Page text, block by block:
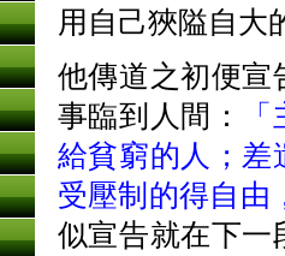
用自己狹隘自大
他傳道之初便宣
事臨到人間：
給貧窮的人；差
受壓制的得自由
似宣告就在下一